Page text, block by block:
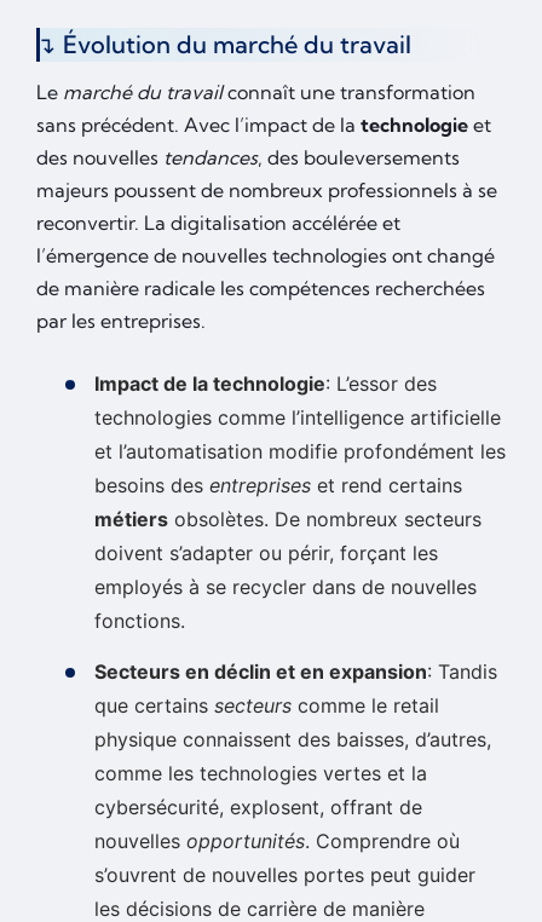
Évolution du marché du travail
Le marché du travailconnaît une transformation
sans précédent. Avec l’impact de la technologie et
des nouvelles tendances, des bouleversements
majeurs poussent de nombreux professionnels à se
reconvertir. La digitalisation accélérée et
l’émergence de nouvelles technologies ont changé
de manière radicale les compétences recherchées
par les entreprises.
Impact de la technologie: L’essor des
technologies comme l’intelligence artificielle
et l’automatisation modifie profondément les
besoins des entreprises et rend certains
métiers obsolètes. De nombreux secteurs
doivent s’adapter ou périr, forçant les
employés à se recycler dans de nouvelles
fonctions.
Secteurs en déclin et en expansion: Tandis
que certains secteurs comme le retail
physique connaissent des baisses, d’autres,
comme les technologies vertes et la
cybersécurité, explosent, offrant de
nouvelles opportunités. Comprendre où
s’ouvrent de nouvelles portes peut guider
les décisions de carrière de manière